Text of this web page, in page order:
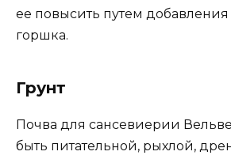
ее повысить путем
горшка.
Грунт
Почва для сансевиерии
быть питательной, рыхлой,